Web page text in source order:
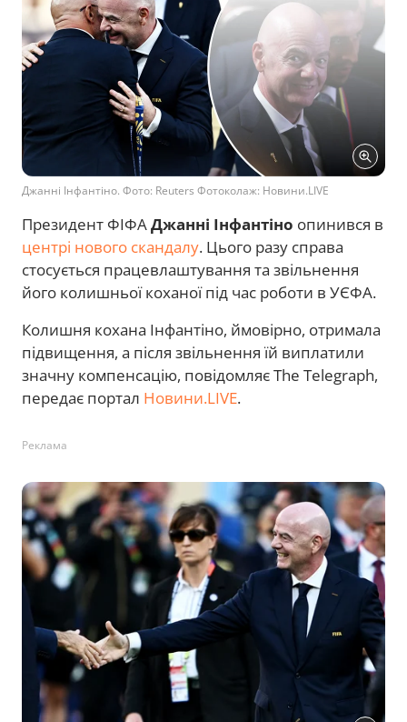
Джанні Інфантіно. Фото: Reuters Фотоколаж: Новини.LIVE
Президент ФІФАДжанні Інфантіно опинився в
центрі нового скандалу. Цього разу справа
стосується працевлаштування та звільнення
його колишньої коханої під час роботи в УЄФА.
Колишня кохана Інфантіно, ймовірно, отримала
підвищення, а після звільнення їй виплатили
значну компенсацію, повідомляє The Telegraph,
передає портал Новини.LIVE.
Реклама